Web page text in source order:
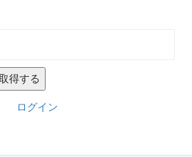
ログイン